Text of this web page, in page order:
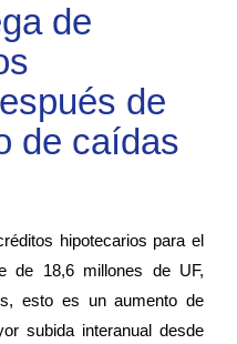
de
de
de caídas
hipotecarios para el
de 18,6 millones de UF,
esto es un aumento de
subida interanual desde